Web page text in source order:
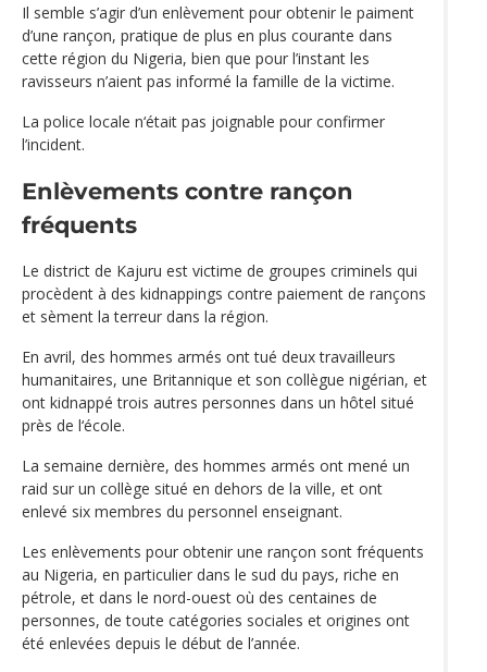
Il semble s’agir d’un enlèvement pour obtenir le paiment
d’une rançon, pratique de plus en plus courante dans
cette région du Nigeria, bien que pour l’instant les
ravisseurs n’aient pas informé la famille de la victime.
La police locale n‘était pas joignable pour confirmer
l’incident.
Enlèvements contre rançon
fréquents
Le district de Kajuru est victime de groupes criminels qui
procèdent à des kidnappings contre paiement de rançons
et sèment la terreur dans la région.
En avril, des hommes armés ont tué deux travailleurs
humanitaires, une Britannique et son collègue nigérian, et
ont kidnappé trois autres personnes dans un hôtel situé
près de l‘école.
La semaine dernière, des hommes armés ont mené un
raid sur un collège situé en dehors de la ville, et ont
enlevé six membres du personnel enseignant.
Les enlèvements pour obtenir une rançon sont fréquents
au Nigeria, en particulier dans le sud du pays, riche en
pétrole, et dans le nord-ouest où des centaines de
personnes, de toute catégories sociales et origines ont
été enlevées depuis le début de l’année.